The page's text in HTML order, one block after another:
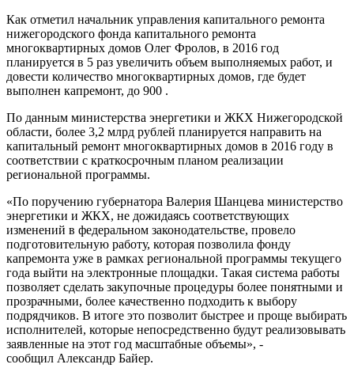
Как отметил начальник управления капитального ремонта
нижегородского фонда капитального ремонта
многоквартирных домов Олег Фролов, в 2016 год
планируется в 5 раз увеличить объем выполняемых работ, и
довести количество многоквартирных домов, где будет
выполнен капремонт, до 900 .
По данным министерства энергетики и ЖКХ Нижегородской
области, более 3,2 млрд рублей планируется направить на
капитальный ремонт многоквартирных домов в 2016 году в
соответствии с краткосрочным планом реализации
региональной программы.
«По поручению губернатора Валерия Шанцева министерство
энергетики и ЖКХ, не дожидаясь соответствующих
изменений в федеральном законодательстве, провело
подготовительную работу, которая позволила фонду
капремонта уже в рамках региональной программы текущего
года выйти на электронные площадки. Такая система работы
позволяет сделать закупочные процедуры более понятными и
прозрачными, более качественно подходить к выбору
подрядчиков. В итоге это позволит быстрее и проще выбирать
исполнителей, которые непосредственно будут реализовывать
заявленные на этот год масштабные объемы», -
сообщил Александр Байер.